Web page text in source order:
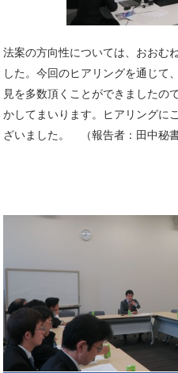
法案の方向性については、おおむ
した。今回のヒアリングを通じて
見を多数頂くことができましたの
かしてまいります。ヒアリングに
ざいました。 （報告者：田中秘書